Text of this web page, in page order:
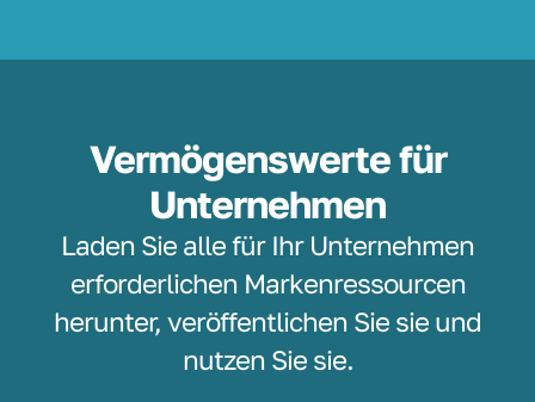
Vermögenswerte für
Unternehmen
Laden Sie alle für Ihr Unternehmen
erforderlichen Markenressourcen
herunter, veröffentlichen Sie sie und
nutzen Sie sie.